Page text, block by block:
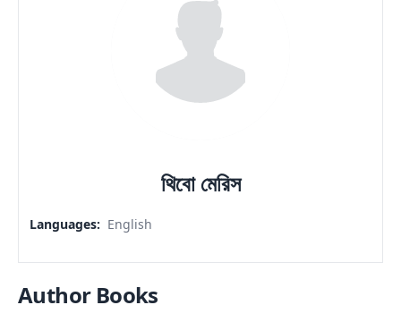
থিবো মেরিস
Languages: English
Author Books